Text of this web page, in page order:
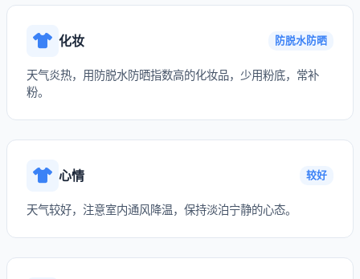
化妆 防脱水防晒
天气炎热，用防脱水防晒指数高的化妆品，少用粉底，常补
粉。
心情 较好
天气较好，注意室内通风降温，保持淡泊宁静的心态。